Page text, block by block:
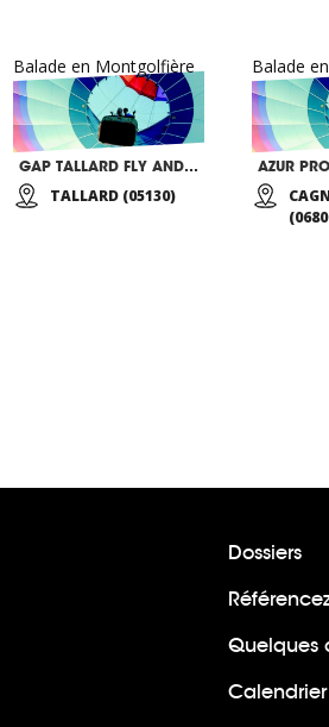
Balade en Montgolfière
GAP TALLARD FLY AND DREAM
TALLARD (05130)
Balade
Dossiers
Quelques